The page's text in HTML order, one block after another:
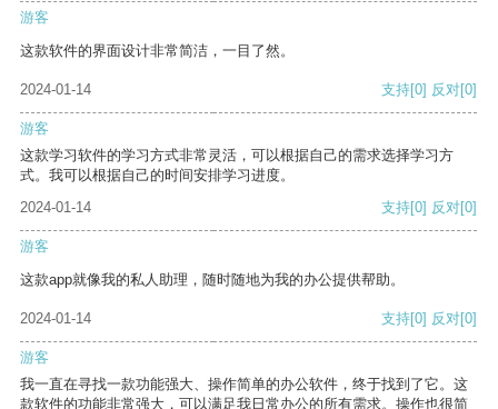
游客
这款软件的界面设计非常简洁，一目了然。
2024-01-14 支持[0] 反对[0]
游客
这款学习软件的学习方式非常灵活，可以根据自己的需求选择学习方
式。我可以根据自己的时间安排学习进度。
2024-01-14
支持[0] 反对[0]
游客
这款app就像我的私人助理，随时随地为我的办公提供帮助。
2024-01-14 支持[0] 反对[0]
游客
我一直在寻找一款功能强大、操作简单的办公软件，终于找到了它。这
款软件的功能非常强大，可以满足我日常办公的所有需求。操作也很简